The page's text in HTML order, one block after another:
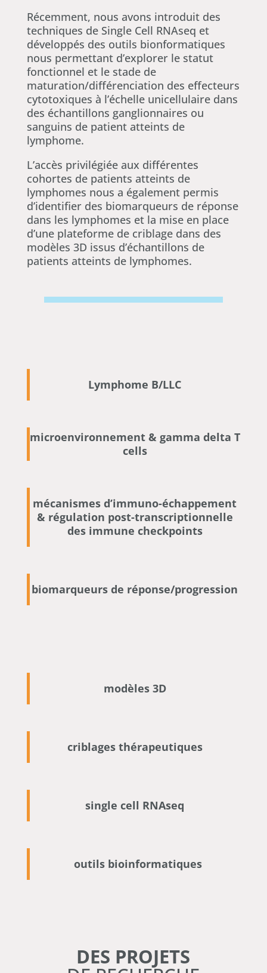
Récemment, nous avons introduit des
techniques de Single Cell RNAseq et
développés des outils bionformatiques
nous permettant d’explorer le statut
fonctionnel et le stade de
maturation/différenciation des effecteurs
cytotoxiques à l’échelle unicellulaire dans
des échantillons ganglionnaires ou
sanguins de patient atteints de
lymphome.
L’accès privilégiée aux différentes
cohortes de patients atteints de
lymphomes nous a également permis
d’identifier des biomarqueurs de réponse
dans les lymphomes et la mise en place
d’une plateforme de criblage dans des
modèles 3D issus d’échantillons de
patients atteints de lymphomes.
Lymphome B/LLC
microenvironnement & gamma delta T
cells
mécanismes d’immuno-échappement
& régulation post-transcriptionnelle
des immune checkpoints
biomarqueurs de réponse/progression
modèles 3D
criblages thérapeutiques
single cell RNAseq
outils bioinformatiques
DES PROJETS